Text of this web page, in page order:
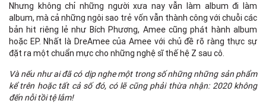
Nhưng không chỉ những người xưa nay vẫn làm album đi làm
album, mà cả những ngôi sao trẻ vốn vẫn thành công với chuỗi các
bản hit riêng lẻ như Bích Phương, Amee cũng phát hành album
hoặc EP. Nhất là DreAmee của Amee với chủ đề rõ ràng thực sự
đặt ra một chuẩn mực cho những nghệ sĩ thế hệ Z sau cô.
Và nếu như ai đã có dịp nghe một trong số những những sản phẩm
kể trên hoặc tất cả số đó, có lẽ cũng phải thừa nhận: 2020 không
đến nỗi tồi tệ lắm!